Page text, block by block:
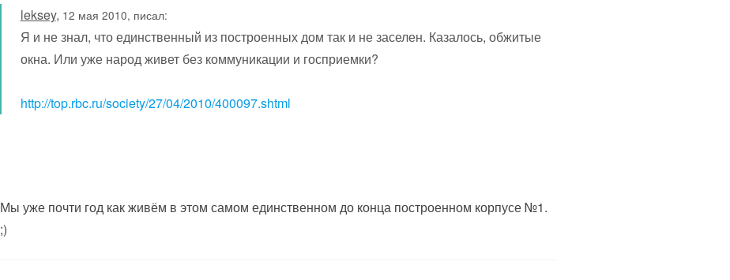
leksey, 12 мая 2010, писал:
Я и не знал, что единственный из построенных дом так и не заселен. Казалось, обжитые
окна. Или уже народ живет без коммуникации и госприемки?
http://top.rbc.ru/society/27/04/2010/400097.shtml
Мы уже почти год как живём в этом самом единственном до конца построенном корпусе №1.
;)